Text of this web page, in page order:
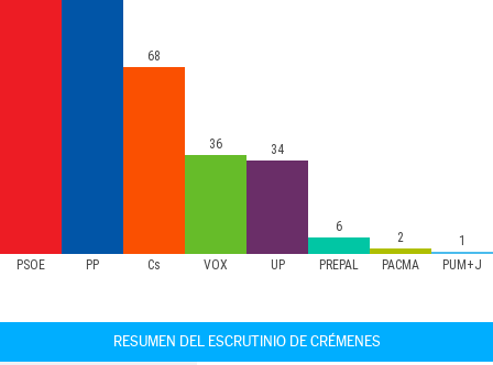
PSOE PP Cs VOX UP PREPAL PACMA PUM+J
68
36 34
6
2 1
RESUMEN DEL ESCRUTINIO DE CRÉMENES